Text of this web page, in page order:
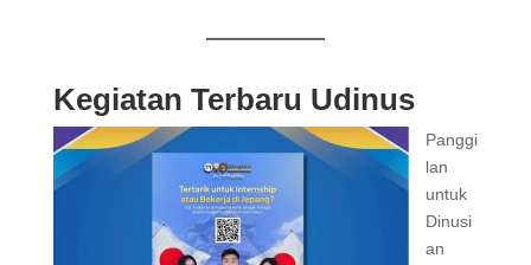
Kegiatan Terbaru Udinus
Panggi
lan
untuk
Dinusi
an